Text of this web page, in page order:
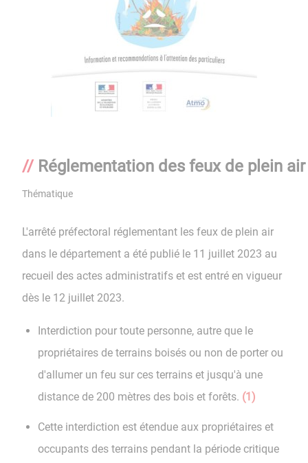
Réglementation des feux de plein air
Thématique
L'arrêté préfectoral réglementant les feux de plein air
dans le département a été publié le 11 juillet 2023 au
recueil des actes administratifs et est entré en vigueur
dès le 12 juillet 2023.
Interdiction pour toute personne, autre que le
propriétaires de terrains boisés ou non de porter ou
d'allumer un feu sur ces terrains et jusqu'à une
distance de 200 mètres des bois et forêts. (1)
Cette interdiction est étendue aux propriétaires et
occupants des terrains pendant la période critique